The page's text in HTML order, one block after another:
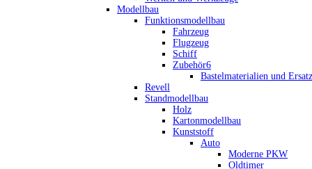
Modellbau
Funktionsmodellbau
Fahrzeug
Flugzeug
Schiff
Zubehör6
Bastelmaterialien und
Revell
Standmodellbau
Holz
Kartonmodellbau
Kunststoff
Auto
Moderne PKW
Oldtimer